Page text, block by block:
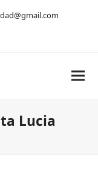
Lucia